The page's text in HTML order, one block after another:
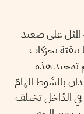
المثل على صعيد
ببقيّة تحرّكات
تمجيد هذه
بالشّوط الهامّ
الدّاخل تختلف